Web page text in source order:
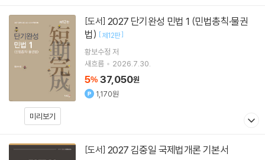
미리보기
[도서]
법) [제12판]
황보수정 저
새흐름
2026.7.30.
5% 37,050원
1,170원
[도서] 2027 김중일 국제법개론 기본서